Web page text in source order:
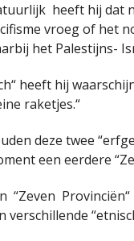
heeft hij dat
vroeg of het
het Palestijns-
heeft hij
raketjes.“
deze twee
een eerdere
“Zeven
verschillende